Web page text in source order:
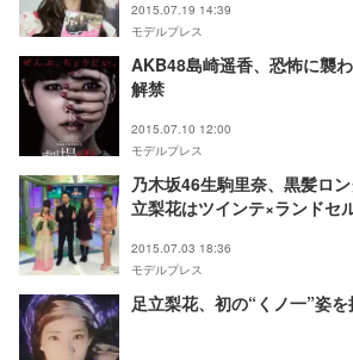
2015.07.19 14:39
モデルプレス
AKB48島崎遥香、恐怖に襲
解禁
2015.07.10 12:00
モデルプレス
乃木坂46生駒里奈、黒髪ロ
立梨花はツインテ×ランドセ
2015.07.03 18:36
モデルプレス
足立梨花、初の“くノ一”姿を